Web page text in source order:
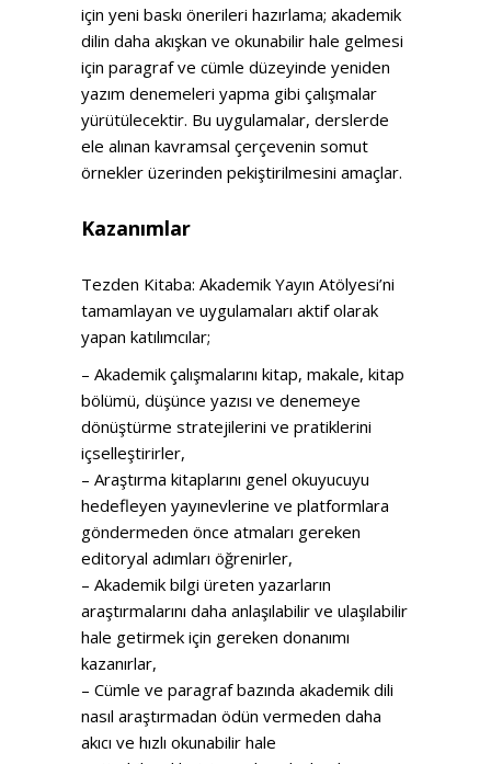
için yeni baskı önerileri hazırlama; akademik
dilin daha akışkan ve okunabilir hale gelmesi
için paragraf ve cümle düzeyinde yeniden
yazım denemeleri yapma gibi çalışmalar
yürütülecektir. Bu uygulamalar, derslerde
ele alınan kavramsal çerçevenin somut
örnekler üzerinden pekiştirilmesini amaçlar.
Kazanımlar
Tezden Kitaba: Akademik Yayın Atölyesi’ni
tamamlayan ve uygulamaları aktif olarak
yapan katılımcılar;
– Akademik çalışmalarını kitap, makale, kitap
bölümü, düşünce yazısı ve denemeye
dönüştürme stratejilerini ve pratiklerini
içselleştirirler,
– Araştırma kitaplarını genel okuyucuyu
hedefleyen yayınevlerine ve platformlara
göndermeden önce atmaları gereken
editoryal adımları öğrenirler,
– Akademik bilgi üreten yazarların
araştırmalarını daha anlaşılabilir ve ulaşılabilir
hale getirmek için gereken donanımı
kazanırlar,
– Cümle ve paragraf bazında akademik dili
nasıl araştırmadan ödün vermeden daha
akıcı ve hızlı okunabilir hale